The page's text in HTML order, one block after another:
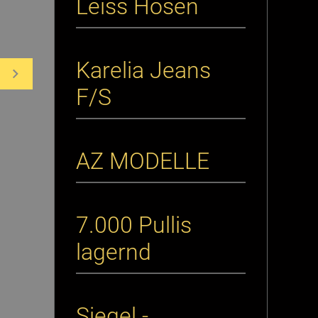
Leiss Hosen
Karelia Jeans
F/S
AZ MODELLE
7.000 Pullis
lagernd